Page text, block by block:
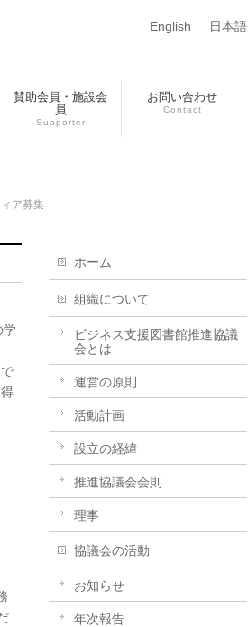
English 日本語
賛助会員・施設会
員
Supporter
お問い合わせ
Contact
ア募集
学
ホーム
組織について
ビジネス支援図書館推進協議
会とは
運営の原則
活動計画
設立の経緯
推進協議会会則
理事
協議会の活動
お知らせ
年次報告